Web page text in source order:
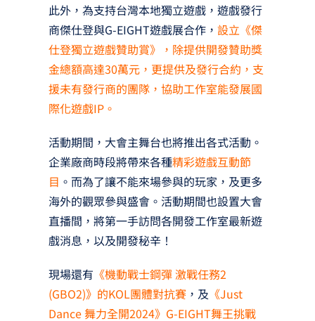
此外，為支持台灣本地獨立遊戲，遊戲發行
商傑仕登與G-EIGHT遊戲展合作， 設立《傑
仕登獨立遊戲贊助賞》，除提供開發贊助獎
金總額高達30萬元，更提供及發行合約，支
援未有發行商的團隊，協助工作室能發展國
際化遊戲IP。
活動期間，大會主舞台也將推出各式活動。
企業廠商時段將帶來各種精彩遊戲互動節
目 。而為了讓不能來場參與的玩家，及更多
海外的觀眾參與盛會。活動期間也設置大會
直播間，將第一手訪問各開發工作室最新遊
戲消息，以及開發秘辛！
現場還有 《機動戰士鋼彈 激戰任務2
(GBO2)》的KOL團體對抗賽，及 《Just
Dance 舞力全開2024》G-EIGHT舞王挑戰